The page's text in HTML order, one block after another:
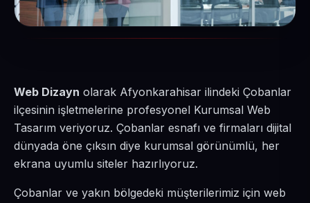
Web Dizayn olarak Afyonkarahisar ilindeki Çobanlar
ilçesinin işletmelerine profesyonel Kurumsal Web
Tasarım veriyoruz. Çobanlar esnafı ve firmaları dijital
dünyada öne çıksın diye kurumsal görünümlü, her
ekrana uyumlu siteler hazırlıyoruz.
Çobanlar ve yakın bölgedeki müşterilerimiz için web